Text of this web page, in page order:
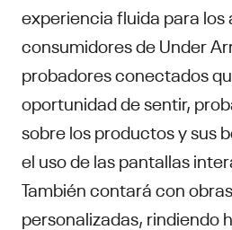
experiencia fluida para los
consumidores de Under
probadores conectados
oportunidad de sentir,
sobre los productos y sus
el uso de las pantallas
También contará con
personalizadas, rindiendo